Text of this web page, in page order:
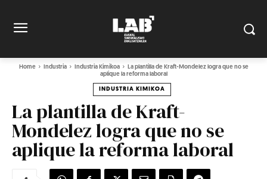
Home Industria Industria Kimikoa
La plantilla de Kraft-Mondelez logra que no se
aplique la reforma laboral
INDUSTRIA KIMIKOA
La plantilla de Kraft-
Mondelez logra que no se
aplique la reforma laboral